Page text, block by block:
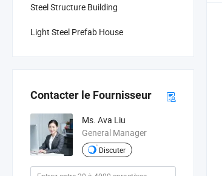
Steel Structure Building
Light Steel Prefab House
Contacter le Fournisseur
Ms. Ava Liu
General Manager
Discuter